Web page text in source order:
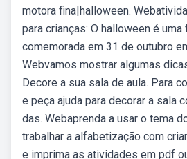
motora fina|halloween.
para crianças: O halloween é
comemorada em 31 de outubro
Webvamos mostrar algumas
Decore a sua sala de aula. Para
e peça ajuda para decorar a sala
das. Webaprenda a usar o tema
trabalhar a alfabetização com
e imprima as atividades em pdf